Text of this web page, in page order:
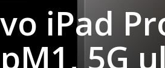
iPad
5G